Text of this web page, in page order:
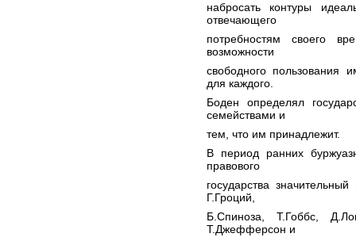
набросать контуры
отвечающего
потребностям своего
возможности
свободного пользования
для каждого.
Боден определял
семействами и
тем, что им принадлежит.
В период ранних
правового
государства
Г.Гроций,
Б.Спиноза, Т.Гоббс,
Т.Джефферсон и